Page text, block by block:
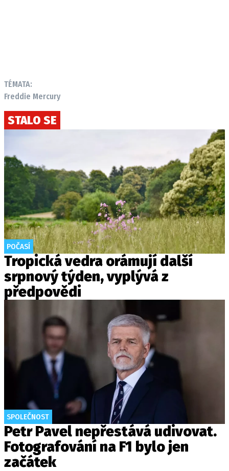
TÉMATA:
Freddie Mercury
STALO SE
POČASÍ
Tropická vedra orámují další
srpnový týden, vyplývá z
předpovědi
SPOLEČNOST
Petr Pavel nepřestává udivovat.
Fotografování na F1 bylo jen
začátek